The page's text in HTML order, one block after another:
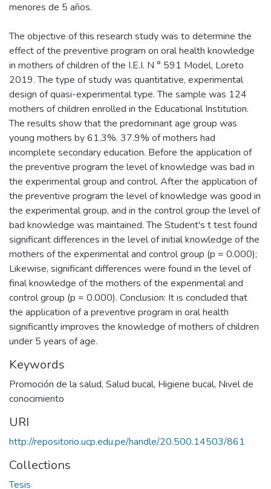
menores de 5 años.
The objective of this research study was to determine the
effect of the preventive program on oral health knowledge
in mothers of children of the I.E.I. N ° 591 Model, Loreto
2019. The type of study was quantitative, experimental
design of quasi-experimental type. The sample was 124
mothers of children enrolled in the Educational Institution.
The results show that the predominant age group was
young mothers by 61.3%. 37.9% of mothers had
incomplete secondary education. Before the application of
the preventive program the level of knowledge was bad in
the experimental group and control. After the application of
the preventive program the level of knowledge was good in
the experimental group, and in the control group the level of
bad knowledge was maintained. The Student's t test found
significant differences in the level of initial knowledge of the
mothers of the experimental and control group (p = 0.000);
Likewise, significant differences were found in the level of
final knowledge of the mothers of the experimental and
control group (p = 0.000). Conclusion: It is concluded that
the application of a preventive program in oral health
significantly improves the knowledge of mothers of children
under 5 years of age.
Keywords
Promoción de la salud, Salud bucal, Higiene bucal, Nivel de
conocimiento
URI
http://repositorio.ucp.edu.pe/handle/20.500.14503/861
Collections
Tesis